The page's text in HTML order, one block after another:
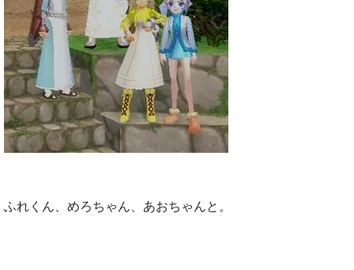
ふれくん、めろちゃん、あおちゃんと。